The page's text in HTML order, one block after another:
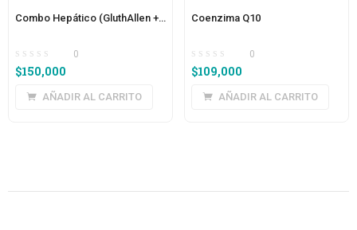
Combo Hepático (GluthAllen + Leber)
0
$150,000
AÑADIR AL CARRITO
Coenzima Q10
0
$109,000
AÑADIR AL CARRITO